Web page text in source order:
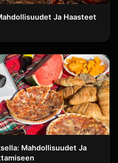
Ja Haasteet
Mahdollisuudet Ja